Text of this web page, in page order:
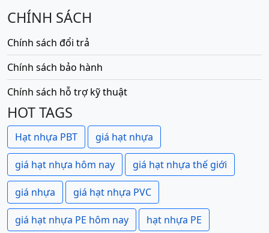
CHÍNH SÁCH
Chính sách đổi trả
Chính sách bảo hành
Chính sách hỗ trợ kỹ thuật
HOT TAGS
Hạt nhựa PBT giá hạt nhựa
giá hạt nhựa hôm nay giá hạt nhựa thế giới
giá nhựa giá hạt nhựa PVC
giá hạt nhựa PE hôm nay hạt nhựa PE